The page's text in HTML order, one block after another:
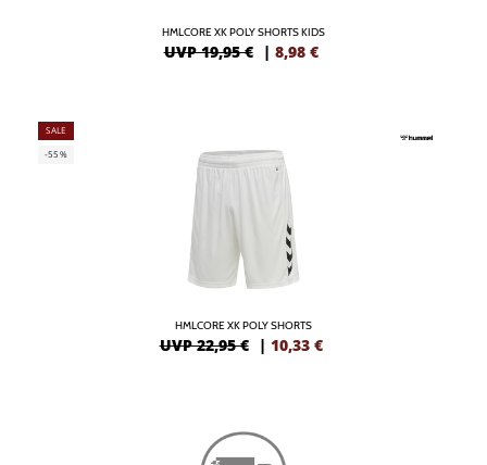
HMLCORE XK POLY SHORTS KIDS
UVP 19,95 € | 8,98 €
SALE
-55%
HMLCORE XK POLY SHORTS
UVP 22,95 € | 10,33 €